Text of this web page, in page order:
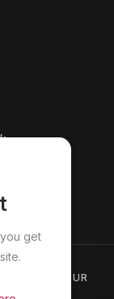
get
DE RETOUR